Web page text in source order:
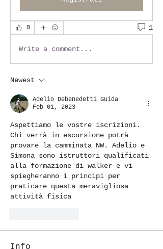
0 1
Write a comment...
Newest
Adelio Debenedetti Guida
Feb 01, 2023
Aspettiamo le vostre iscrizioni.
Chi verrà in escursione potrà
provare la camminata NW. Adelio e
Simona sono istruttori qualificati
alla formazione di walker e vi
spiegheranno i principi per
praticare questa meravigliosa
attività fisica
Info